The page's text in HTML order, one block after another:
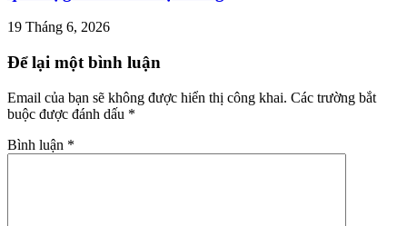
19 Tháng 6, 2026
Để lại một bình luận
Email của bạn sẽ không được hiển thị công khai. Các trường bắt
buộc được đánh dấu *
Bình luận *